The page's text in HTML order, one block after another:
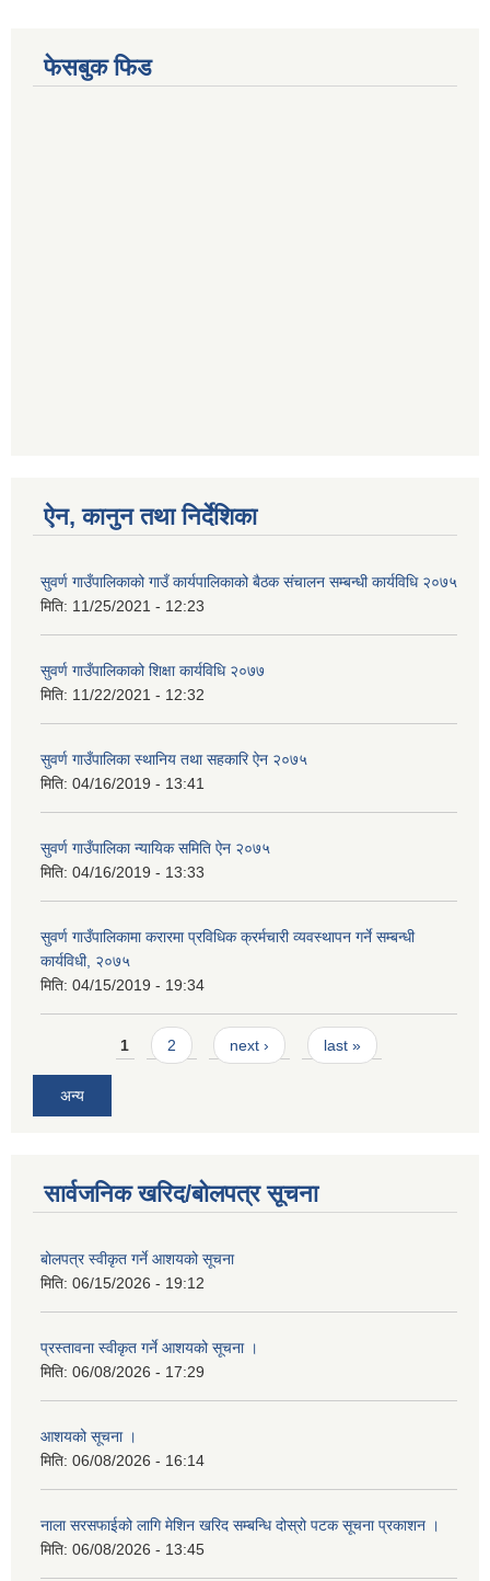
फेसबुक फिड
ऐन, कानुन तथा निर्देशिका
सुवर्ण गाउँपालिकाको गाउँ कार्यपालिकाको बैठक संचालन सम्बन्धी कार्यविधि २०७५
मिति: 11/25/2021 - 12:23
सुवर्ण गाउँपालिकाको शिक्षा कार्यविधि २०७७
मिति: 11/22/2021 - 12:32
सुवर्ण गाउँपालिका स्थानिय तथा सहकारि ऐन २०७५
मिति: 04/16/2019 - 13:41
सुवर्ण गाउँपालिका न्यायिक समिति ऐन २०७५
मिति: 04/16/2019 - 13:33
सुवर्ण गाउँपालिकामा करारमा प्रविधिक क्रर्मचारी व्यवस्थापन गर्ने सम्बन्धी
कार्यविधी, २०७५
मिति: 04/15/2019 - 19:34
Pages1 2 next › last »
अन्य
सार्वजनिक खरिद/बोलपत्र सूचना
बोलपत्र स्वीकृत गर्ने आशयको सूचना
मिति: 06/15/2026 - 19:12
प्रस्तावना स्वीकृत गर्ने आशयको सूचना ।
मिति: 06/08/2026 - 17:29
आशयको सूचना ।
मिति: 06/08/2026 - 16:14
नाला सरसफाईको लागि मेशिन खरिद सम्बन्धि दोस्रो पटक सूचना प्रकाशन ।
मिति: 06/08/2026 - 13:45